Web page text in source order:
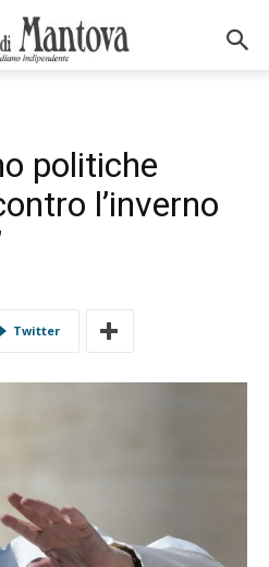
politiche
l’inverno
Twitter